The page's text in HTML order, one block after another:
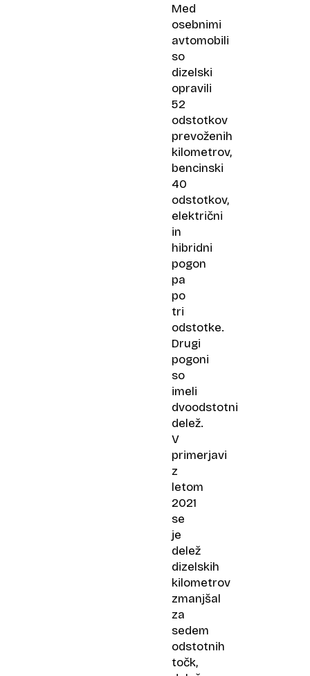
Med
osebnimi
avtomobili
so
dizelski
opravili
52
odstotkov
prevoženih
kilometrov,
bencinski
40
odstotkov,
električni
in
hibridni
pogon
pa
po
tri
odstotke.
Drugi
pogoni
so
imeli
dvoodstotni
delež.
V
primerjavi
z
letom
2021
se
je
delež
dizelskih
kilometrov
zmanjšal
za
sedem
odstotnih
točk,